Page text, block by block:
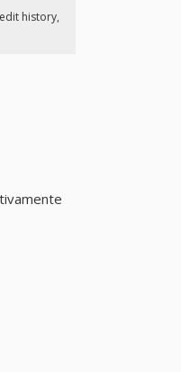
history,